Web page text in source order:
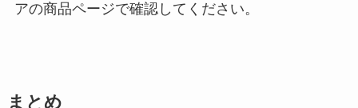
アの商品ページで確認してください。
まとめ